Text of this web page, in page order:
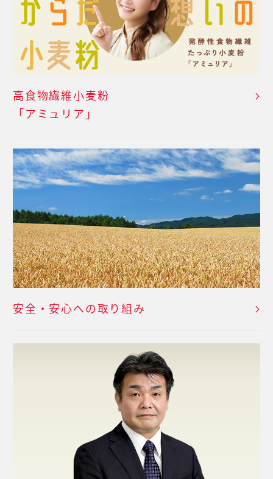
高食物繊維小麦粉
「アミュリア」
安全・安心への取り組み